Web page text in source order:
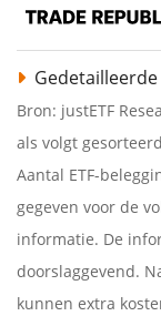
Bron: justETF
als volgt
Aantal ETF-
gegeven voor de
informatie. De
doorslaggevend.
kunnen extra